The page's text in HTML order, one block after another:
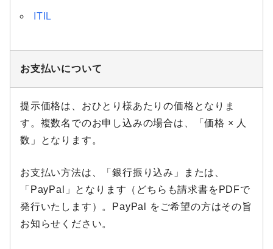
ITIL
お支払いについて
提示価格は、おひとり様あたりの価格となりま
す。複数名でのお申し込みの場合は、「価格 × 人
数」となります。
お支払い方法は、「銀行振り込み」または、
「PayPal」となります（どちらも請求書をPDFで
発行いたします）。PayPal をご希望の方はその旨
お知らせください。